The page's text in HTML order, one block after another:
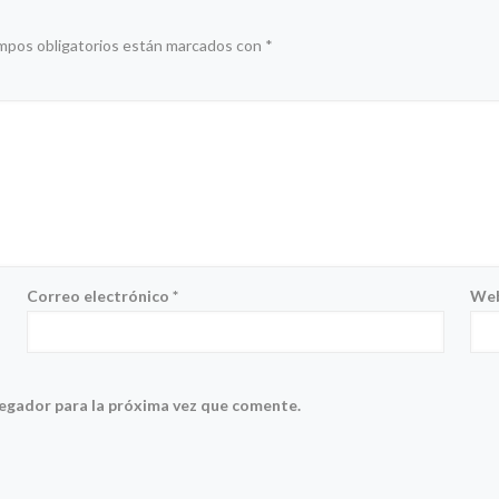
obligatorios están marcados con *
Correo electrónico*
para la próxima vez que comente.